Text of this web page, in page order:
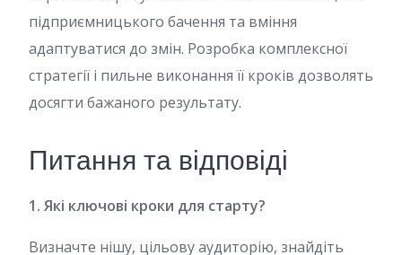
підприємницького бачення та вміння
адаптуватися до змін. Розробка комплексної
стратегії і пильне виконання її кроків дозволять
досягти бажаного результату.
Питання та відповіді
1. Які ключові кроки для старту?
Визначте нішу, цільову аудиторію, знайдіть